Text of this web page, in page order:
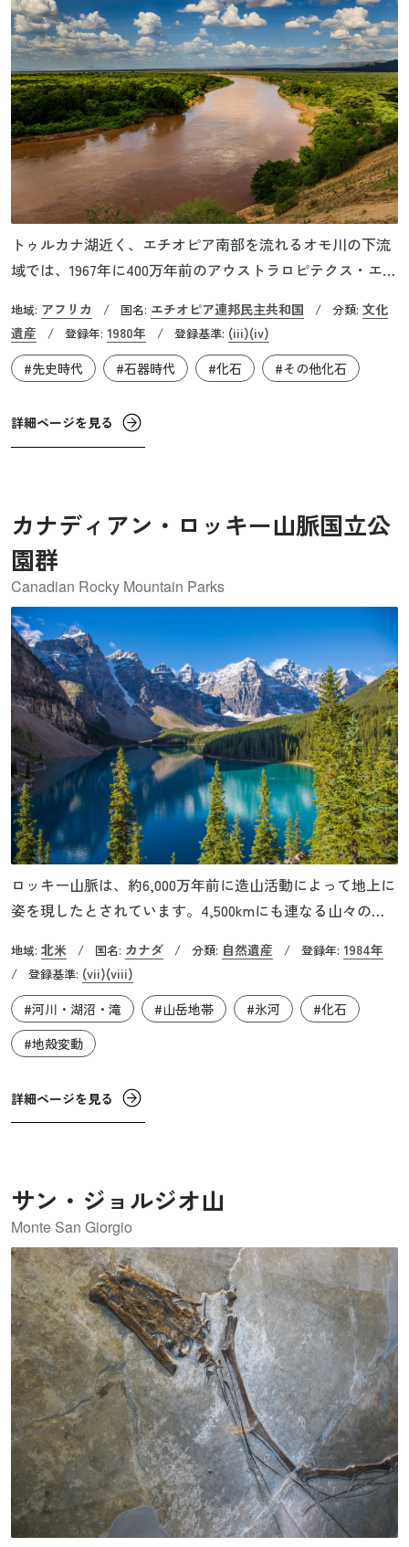
トゥルカナ湖近く、エチオピア南部を流れるオモ川の下流
域では、1967年に400万年前のアウストラロピテクス・エチ
掘されました。同国の東北部に「アワッシュ川下流域」と
いう世界遺産もありますが、こちらでも人類の化石が発掘
されていることから、現在のエチオピア周辺は、人類がア
と言えます。また、この流域の平地では、多様な民族が伝
統的な生活様式を守って暮らしています。
地域: アフリカ / 国名: エチオピア連邦民主共和国 / 分類: 文化
遺産
/ 登録年: 1980年 / 登録基準: (iii)(iv)
#先史時代
#石器時代 #化石 #その他化石
詳細ページを見る
カナディアン・ロッキー山脈国立公
園群
Canadian Rocky Mountain Parks
ロッキー山脈は、約6,000万年前に造山活動によって地上に
姿を現したとされています。4,500kmにも連なる山々の
と呼ばれています。世界遺産に登録されているのは4つの
国立公園と3つの州立公園です。中でも、表玄関となるのが
「バンフ国立公園」です。大陸横断鉄道が通ることから地
元民から「この美しい景観を輸送できないなら、観光客を
輸入しよう」と言われるほど、カナダが誇る世界有数の景
勝地となっています。また、バンフ国立公園内にあるルイ
ーズ湖も有名で、「カナディアン・ロッキーの宝石」と称
イーズ王女の名にちなみ「ルイーズ湖」となりました。
地域: 北米 / 国名: カナダ / 分類: 自然遺産 / 登録年: 1984年
/ 登録基準: (vii)(viii)
#河川・湖沼・滝
#山岳地帯 #氷河
#化石
#地殻変動
詳細ページを見る
サン・ジョルジオ山
Monte San Giorgio